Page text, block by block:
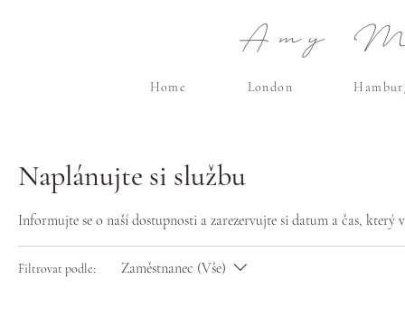
Amy
Home London
Naplánujte si službu
Informujte se o naší dostupnosti a zarezervujte si datum a čas, který
Filtrovat podle: Zaměstnanec (Vše)